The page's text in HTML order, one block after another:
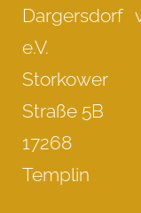
Dargersdorf
e.V.
Storkower
Straße 5B
17268
Templin